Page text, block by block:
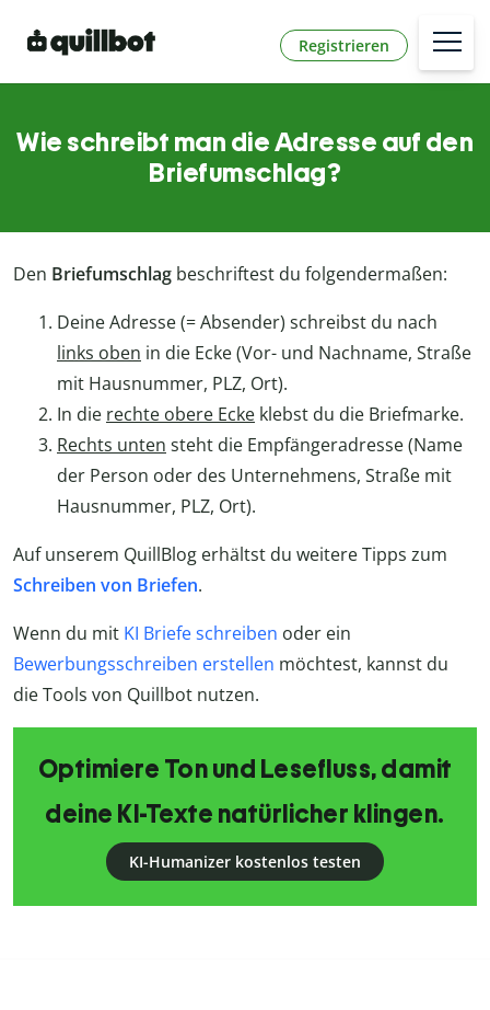
Registrieren
Wie schreibt man die Adresse auf den
Briefumschlag?
Den Briefumschlag beschriftest du folgendermaßen:
Deine Adresse (= Absender) schreibst du nach
links oben in die Ecke (Vor- und Nachname, Straße
mit Hausnummer, PLZ, Ort).
In die rechte obere Ecke klebst du die Briefmarke.
Rechts unten steht die Empfängeradresse (Name
der Person oder des Unternehmens, Straße mit
Hausnummer, PLZ, Ort).
Auf unserem QuillBlog erhältst du weitere Tipps zum
Schreiben von Briefen.
Wenn du mit KI Briefe schreiben oder ein
Bewerbungsschreiben erstellen möchtest, kannst du
die Tools von Quillbot nutzen.
Optimiere Ton und Lesefluss, damit
deine KI-Texte natürlicher klingen.
KI-Humanizer kostenlos testen